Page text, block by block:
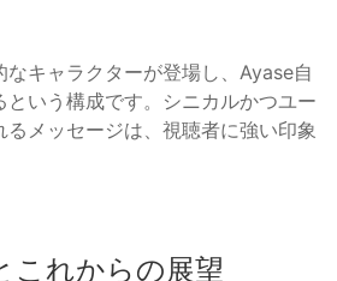
キャラクターが登場し、Ayase自
いう構成です。シニカルかつユー
メッセージは、視聴者に強い印象
これからの展望